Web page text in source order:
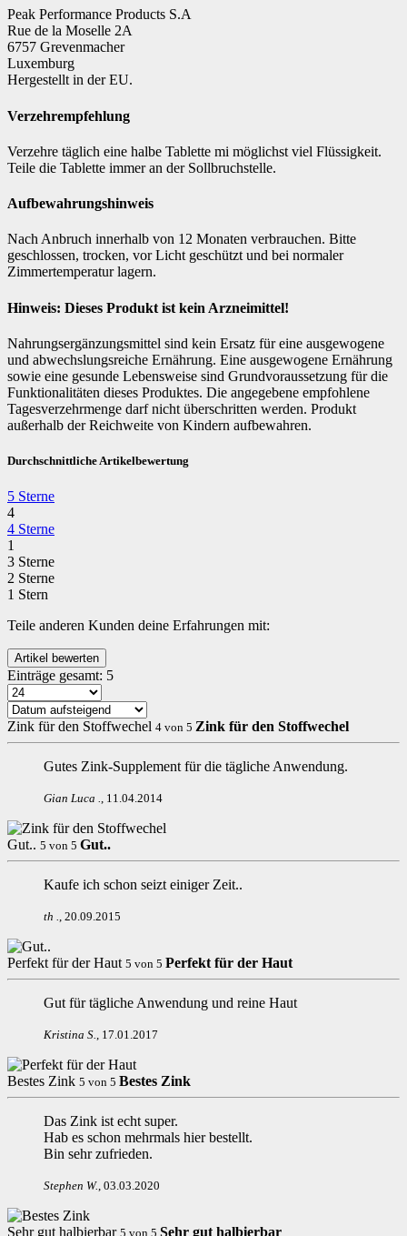
Peak Performance Products S.A
Rue de la Moselle 2A
6757 Grevenmacher
Luxemburg
Hergestellt in der EU.
Verzehrempfehlung
Verzehre täglich eine halbe Tablette mi möglichst viel Flüssigkeit.
Teile die Tablette immer an der Sollbruchstelle.
Aufbewahrungshinweis
Nach Anbruch innerhalb von 12 Monaten verbrauchen. Bitte
geschlossen, trocken, vor Licht geschützt und bei normaler
Zimmertemperatur lagern.
Hinweis: Dieses Produkt ist kein Arzneimittel!
Nahrungsergänzungsmittel sind kein Ersatz für eine ausgewogene
und abwechslungsreiche Ernährung. Eine ausgewogene Ernährung
sowie eine gesunde Lebensweise sind Grundvoraussetzung für die
Funktionalitäten dieses Produktes. Die angegebene empfohlene
Tagesverzehrmenge darf nicht überschritten werden. Produkt
außerhalb der Reichweite von Kindern aufbewahren.
Durchschnittliche Artikelbewertung
5 Sterne
4
4 Sterne
1
3 Sterne
2 Sterne
1 Stern
Teile anderen Kunden deine Erfahrungen mit:
Einträge gesamt: 5
Zink für den Stoffwechel 4 von 5 Zink für den Stoffwechel
Gutes Zink-Supplement für die tägliche Anwendung.
Gian Luca ., 11.04.2014
Gut.. 5 von 5 Gut..
Kaufe ich schon seizt einiger Zeit..
th ., 20.09.2015
Perfekt für der Haut 5 von 5 Perfekt für der Haut
Gut für tägliche Anwendung und reine Haut
Kristina S., 17.01.2017
Bestes Zink 5 von 5 Bestes Zink
Das Zink ist echt super.
Hab es schon mehrmals hier bestellt.
Bin sehr zufrieden.
Stephen W., 03.03.2020
Sehr gut halbierbar 5 von 5 Sehr gut halbierbar